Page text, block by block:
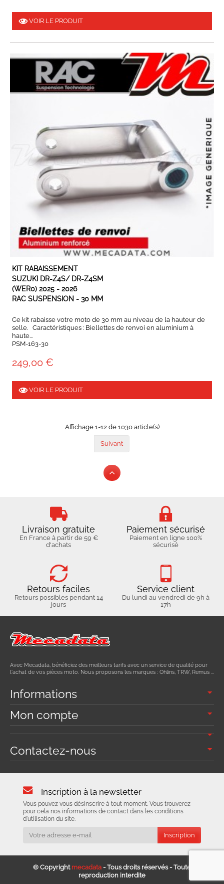
VOIR LE PRODUIT
KIT RABAISSEMENT
SUZUKI DR-Z4S/ DR-Z4SM
(WER0) 2025 - 2026
RAC SUSPENSION - 30 MM
Ce kit rabaisse votre moto de 30 mm au niveau de la hauteur de
selle. Caractéristiques : Biellettes de renvoi en aluminium à
haute...
PSM-163-30
249,00 €
VOIR LE PRODUIT
Affichage 1-12 de 1030 article(s)
Suivant
Livraison gratuite
En France à partir de 59 €
d'achats
Paiement sécurisé
Paiement en ligne 100%
sécurisé
Retours faciles
Retours possibles pendant 14
jours
Service client
Du lundi au vendredi de 9h à
17h
Avec Mecadata, bénéficiez des meilleurs tarifs avec un service de qualité pour
l'achat de vos pièces moto. Nous proposons les marques : Ohlins, TRW, Remus ...
Informations
Mon compte
Contactez-nous
Inscription à la newsletter
Vous pouvez vous désinscrire à tout moment. Vous trouverez
pour cela nos informations de contact dans les conditions
d'utilisation du site.
© Copyright mecadata - Tous droits réservés - Toute
reproduction interdite